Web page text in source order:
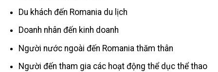
Du khách đến Romania du lịch
Doanh nhân đến kinh doanh
Người nước ngoài đến Romania thăm thân
Người đến tham gia các hoạt động thể dục thể thao